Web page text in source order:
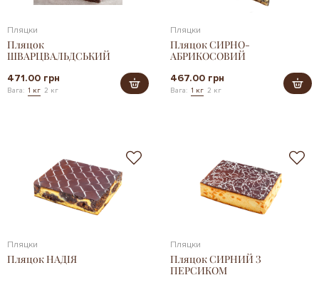
Пляцки
Пляцок
ШВАРЦВАЛЬДСЬКИЙ
471.00 грн
Вага: 1 кг 2 кг
Пляцки
Пляцок СИРНО-
АБРИКОСОВИЙ
467.00 грн
Вага: 1 кг 2 кг
Пляцки
Пляцок НАДІЯ
Пляцки
Пляцок СИРНИЙ З
ПЕРСИКОМ